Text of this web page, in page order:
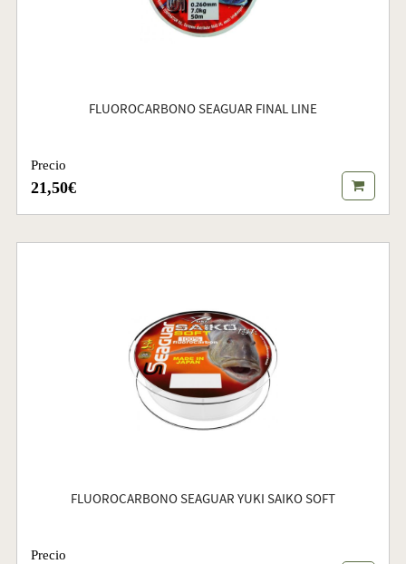
FLUOROCARBONO SEAGUAR FINAL LINE
Precio
21,50€
FLUOROCARBONO SEAGUAR YUKI SAIKO SOFT
Precio